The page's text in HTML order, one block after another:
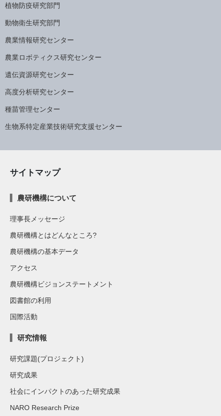
植物防疫研究部門
動物衛生研究部門
農業情報研究センター
農業ロボティクス研究センター
遺伝資源研究センター
高度分析研究センター
種苗管理センター
生物系特定産業技術研究支援センター
サイトマップ
農研機構について
理事長メッセージ
農研機構とはどんなところ?
農研機構の基本データ
アクセス
農研機構ビジョンステートメント
図書館の利用
国際活動
研究情報
研究課題(プロジェクト)
研究成果
社会にインパクトのあった研究成果
NARO Research Prize